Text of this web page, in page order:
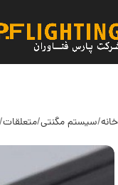
خانه سیستم مگنتی متعلقات